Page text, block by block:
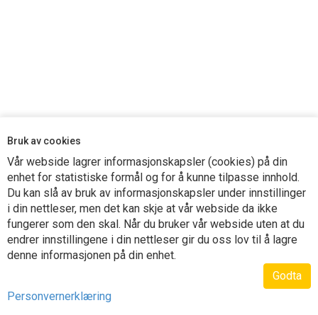
E-kursportalen
**E-kursene "Sikkerhet, Ansvar, Kontroll" (modul 1), "Sikker bruk av
personløfter" og "Palletrucker og ledestablere" har blitt godt mottatt
i bransjen og er nå tatt i bruk av flere opplæringsbedrifter.**. E-
kursene er basert på lærebøkene med samme navn og følger
opplæringsplanene. E-kursene gjelder grunnopplæring i bruk og
masseforflytningsmaskiner, opplæring av personløfterførere og
Bruk av cookies
Vår webside lagrer informasjonskapsler (cookies) på din
enhet for statistiske formål og for å kunne tilpasse innhold.
Du kan slå av bruk av informasjonskapsler under innstillinger
i din nettleser, men det kan skje at vår webside da ikke
fungerer som den skal. Når du bruker vår webside uten at du
endrer innstillingene i din nettleser gir du oss lov til å lagre
denne informasjonen på din enhet.
Godta
Personvernerklæring